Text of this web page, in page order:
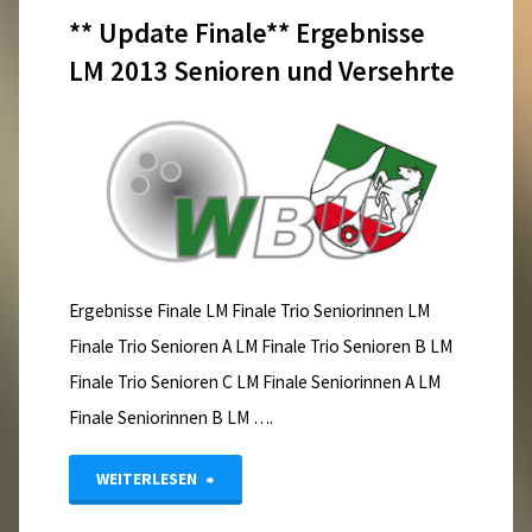
2013
–
Update
17.04.2013"
** Update Finale** Ergebnisse
LM 2013 Senioren und Versehrte
Ergebnisse Finale LM Finale Trio Seniorinnen LM
Finale Trio Senioren A LM Finale Trio Senioren B LM
Finale Trio Senioren C LM Finale Seniorinnen A LM
Finale Seniorinnen B LM ….
WEITERLESEN "**